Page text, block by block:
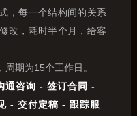
，每一个结构间的关系
改，耗时半个月，给客
期为15个工作日。
通咨询 - 签订合同 -
- 交付定稿 - 跟踪服